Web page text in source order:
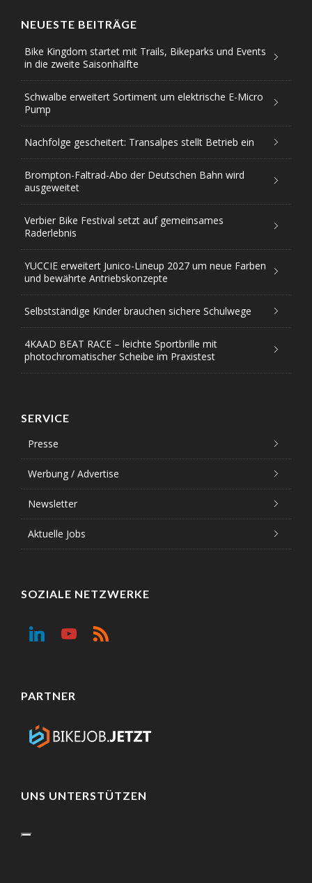
NEUESTE BEITRÄGE
Bike Kingdom startet mit Trails, Bikeparks und Events
in die zweite Saisonhälfte
Schwalbe erweitert Sortiment um elektrische E-Micro
Pump
Nachfolge gescheitert: Transalpes stellt Betrieb ein
Brompton-Faltrad-Abo der Deutschen Bahn wird
ausgeweitet
Verbier Bike Festival setzt auf gemeinsames
Raderlebnis
YUCCIE erweitert Junico-Lineup 2027 um neue Farben
und bewährte Antriebskonzepte
Selbstständige Kinder brauchen sichere Schulwege
4KAAD BEAT RACE – leichte Sportbrille mit
photochromatischer Scheibe im Praxistest
SERVICE
Presse
Werbung / Advertise
Newsletter
Aktuelle Jobs
SOZIALE NETZWERKE
PARTNER
UNS UNTERSTÜTZEN